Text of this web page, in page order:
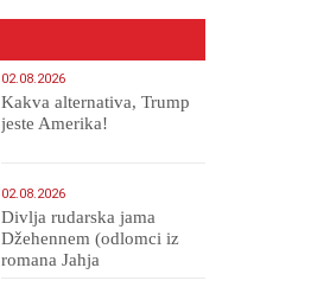
02.08.2026
Kakva alternativa, Trump
jeste Amerika!
02.08.2026
Divlja rudarska jama
Džehennem (odlomci iz
romana Jahja